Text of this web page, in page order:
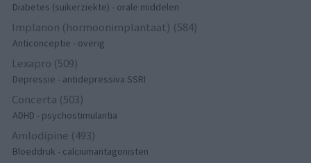
Diabetes (suikerziekte) - orale middelen
Implanon (hormoonimplantaat) (584)
Anticonceptie - overig
Lexapro (509)
Depressie - antidepressiva SSRI
Concerta (503)
ADHD - psychostimulantia
Amlodipine (493)
Bloeddruk - calciumantagonisten